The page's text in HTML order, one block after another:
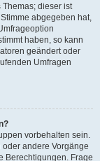
dieser ist
abgegeben hat,
haben, so kann
geändert oder
Umfragen
vorbehalten sein.
andere Vorgänge
Berechtigungen. Frage